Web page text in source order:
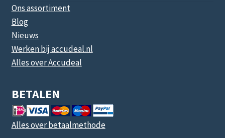
Ons assortiment
Blog
Nieuws
Werken bij accudeal.nl
Alles over Accudeal
BETALEN
Alles over betaalmethode